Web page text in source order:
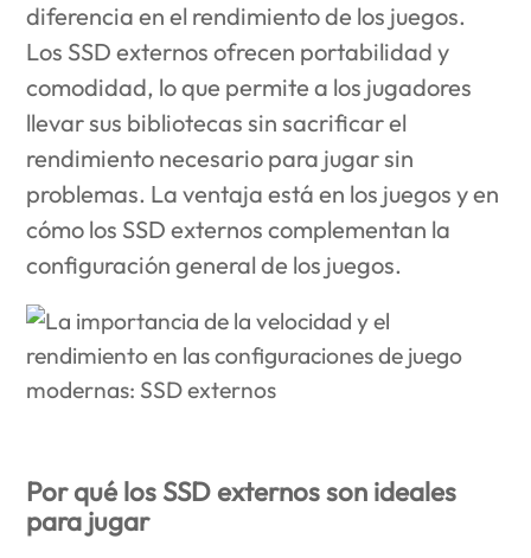
diferencia en el rendimiento de los juegos.
Los SSD externos ofrecen portabilidad y
comodidad, lo que permite a los jugadores
llevar sus bibliotecas sin sacrificar el
rendimiento necesario para jugar sin
problemas. La ventaja está en los juegos y en
cómo los SSD externos complementan la
configuración general de los juegos.
Por qué los SSD externos son ideales
para jugar